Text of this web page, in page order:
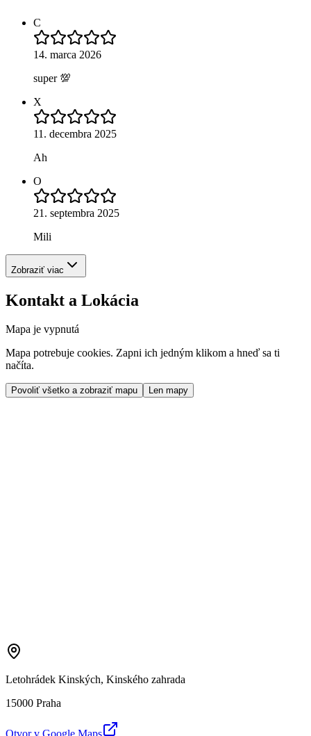
C
14. marca 2026
super 💯
X
11. decembra 2025
Ah
O
21. septembra 2025
Mili
Zobraziť viac
Kontakt a Lokácia
Mapa je vypnutá
Mapa potrebuje cookies. Zapni ich jedným klikom a hneď sa ti
načíta.
Povoliť všetko a zobraziť mapu Len mapy
Letohrádek Kinských, Kinského zahrada
15000 Praha